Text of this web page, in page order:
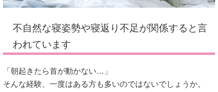
不自然な寝姿勢や寝返り不足が関係すると言
われています
「朝起きたら首が動かない…」
そんな経験、一度はある方も多いのではないでしょうか。